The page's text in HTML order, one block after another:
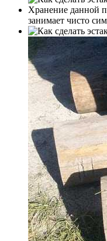
Хранение данной
занимает чисто